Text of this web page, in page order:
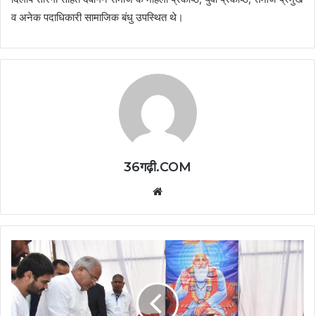
व अनेक पदाधिकारी सामाजिक बंधु उपस्थित थे।
36गढ़ी.COM